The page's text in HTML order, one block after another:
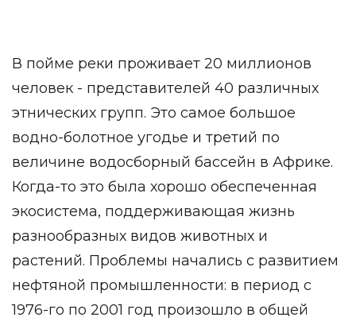
В пойме реки проживает 20 миллионов
человек - представителей 40 различных
этнических групп. Это самое большое
водно-болотное угодье и третий по
величине водосборный бассейн в Африке.
Когда-то это была хорошо обеспеченная
экосистема, поддерживающая жизнь
разнообразных видов животных и
растений. Проблемы начались с развитием
нефтяной промышленности: в период с
1976-го по 2001 год произошло в общей